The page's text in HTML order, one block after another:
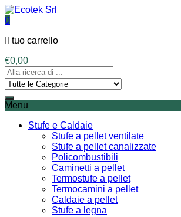
0
Il tuo carrello
€0,00
Menu
Stufe e Caldaie
Stufe a pellet ventilate
Stufe a pellet canalizzate
Policombustibili
Caminetti a pellet
Termostufe a pellet
Termocamini a pellet
Caldaie a pellet
Stufe a legna